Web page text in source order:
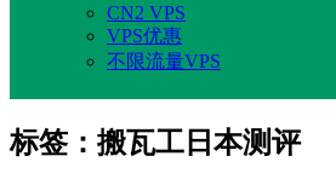
CN2 VPS
VPS优惠
不限流量VPS
标签：搬瓦工日本测评